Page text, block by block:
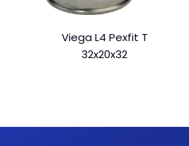
Viega L4 Pexfit T
32x20x32